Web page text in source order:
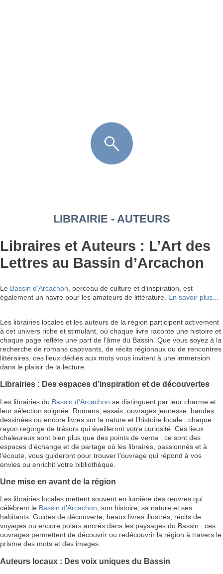
LIBRAIRIE - AUTEURS
Libraires et Auteurs : L’Art des
Lettres au Bassin d’Arcachon
Le Bassin d’Arcachon , berceau de culture et d’inspiration, est
également un havre pour les amateurs de littérature. En savoir plus...
Les librairies locales et les auteurs de la région participent activement
à cet univers riche et stimulant, où chaque livre raconte une histoire et
chaque page reflète une part de l’âme du Bassin. Que vous soyez à la
recherche de romans captivants, de récits régionaux ou de rencontres
littéraires, ces lieux dédiés aux mots vous invitent à une immersion
dans le plaisir de la lecture.
Librairies : Des espaces d’inspiration et de découvertes
Les librairies du Bassin d’Arcachon se distinguent par leur charme et
leur sélection soignée. Romans, essais, ouvrages jeunesse, bandes
dessinées ou encore livres sur la nature et l’histoire locale : chaque
rayon regorge de trésors qui éveilleront votre curiosité. Ces lieux
chaleureux sont bien plus que des points de vente : ce sont des
espaces d’échange et de partage où les libraires, passionnés et à
l’écoute, vous guideront pour trouver l’ouvrage qui répond à vos
envies ou enrichit votre bibliothèque.
Une mise en avant de la région
Les librairies locales mettent souvent en lumière des œuvres qui
célèbrent le Bassin d’Arcachon, son histoire, sa nature et ses
habitants. Guides de découverte, beaux livres illustrés, récits de
voyages ou encore polars ancrés dans les paysages du Bassin : ces
ouvrages permettent de découvrir ou redécouvrir la région à travers le
prisme des mots et des images.
Auteurs locaux : Des voix uniques du Bassin